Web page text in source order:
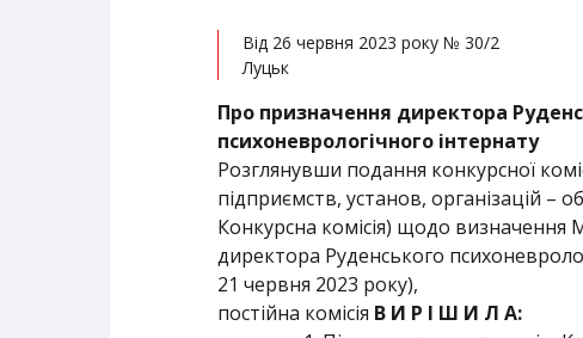
Від 26 червня 2023 року № 30/2
Луцьк
Про призначення директора
психоневрологічного інтернату
Розглянувши подання конкурсної
підприємств, установ, організацій –
Конкурсна комісія) щодо
директора Руденського
21 червня 2023 року),
постійна комісія В И Р І Ш И Л А: